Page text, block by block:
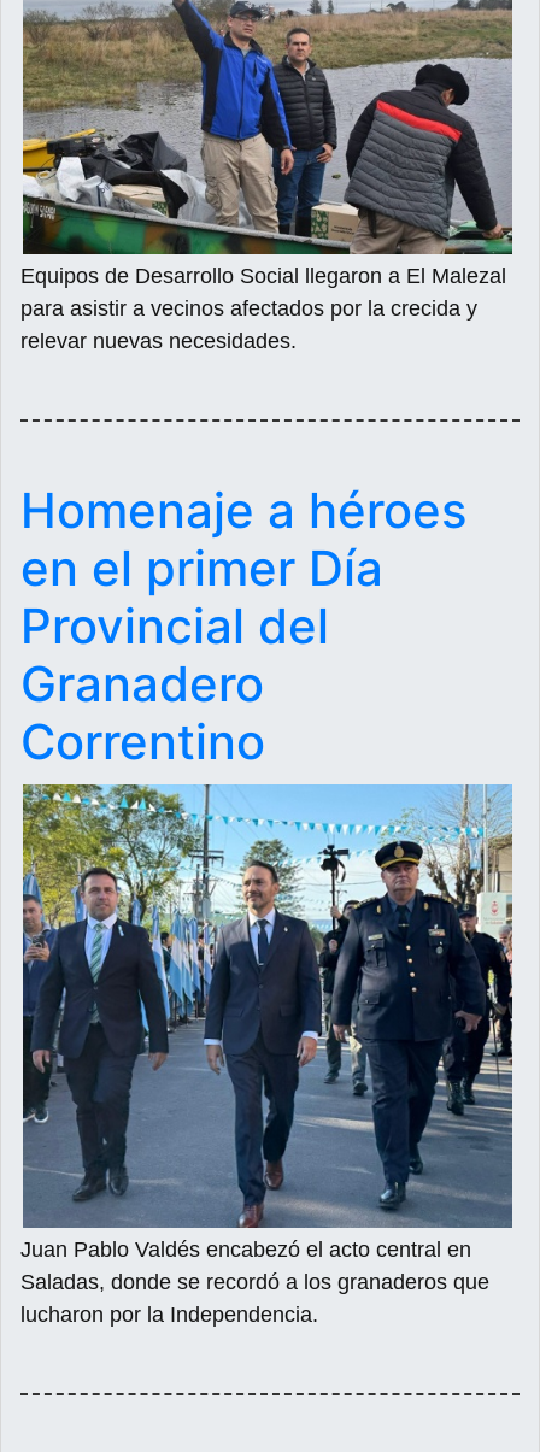
Equipos de Desarrollo Social llegaron a El Malezal
para asistir a vecinos afectados por la crecida y
relevar nuevas necesidades.
Homenaje a héroes
en el primer Día
Provincial del
Granadero
Correntino
Juan Pablo Valdés encabezó el acto central en
Saladas, donde se recordó a los granaderos que
lucharon por la Independencia.